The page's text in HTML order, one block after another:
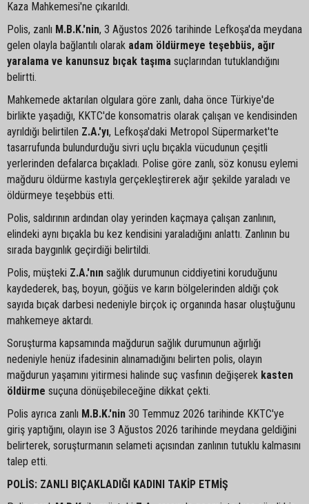
Kaza Mahkemesi'ne çıkarıldı.
Polis, zanlı M.B.K.'nin, 3 Ağustos 2026 tarihinde Lefkoşa'da meydana
gelen olayla bağlantılı olarak adam öldürmeye teşebbüs, ağır
yaralama ve kanunsuz bıçak taşıma suçlarından tutuklandığını
belirtti.
Mahkemede aktarılan olgulara göre zanlı, daha önce Türkiye'de
birlikte yaşadığı, KKTC'de konsomatris olarak çalışan ve kendisinden
ayrıldığı belirtilen Z.A.'yı, Lefkoşa'daki Metropol Süpermarket'te
tasarrufunda bulundurduğu sivri uçlu bıçakla vücudunun çeşitli
yerlerinden defalarca bıçakladı. Polise göre zanlı, söz konusu eylemi
mağduru öldürme kastıyla gerçekleştirerek ağır şekilde yaraladı ve
öldürmeye teşebbüs etti.
Polis, saldırının ardından olay yerinden kaçmaya çalışan zanlının,
elindeki aynı bıçakla bu kez kendisini yaraladığını anlattı. Zanlının bu
sırada baygınlık geçirdiği belirtildi.
Polis, müşteki Z.A.'nın sağlık durumunun ciddiyetini koruduğunu
kaydederek, baş, boyun, göğüs ve karın bölgelerinden aldığı çok
sayıda bıçak darbesi nedeniyle birçok iç organında hasar oluştuğunu
mahkemeye aktardı.
Soruşturma kapsamında mağdurun sağlık durumunun ağırlığı
nedeniyle henüz ifadesinin alınamadığını belirten polis, olayın
mağdurun yaşamını yitirmesi halinde suç vasfının değişerek kasten
öldürme suçuna dönüşebileceğine dikkat çekti.
Polis ayrıca zanlı M.B.K.'nin 30 Temmuz 2026 tarihinde KKTC'ye
giriş yaptığını, olayın ise 3 Ağustos 2026 tarihinde meydana geldiğini
belirterek, soruşturmanın selameti açısından zanlının tutuklu kalmasını
talep etti.
POLİS: ZANLI BIÇAKLADIĞI KADINI TAKİP ETMİŞ